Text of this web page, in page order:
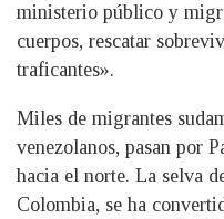
ministerio público y
cuerpos, rescatar
traficantes».
Miles de migrantes
venezolanos, pasan por
hacia el norte. La selva
Colombia, se ha